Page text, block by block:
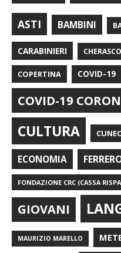
ASTI BAMBINI
CARABINIERI CHERASCO
COPERTINA COVID-19
COVID-19
CULTURA
ECONOMIA
FONDAZIONE CRC (CASSA
GIOVANI
MAURIZIO MARELLO